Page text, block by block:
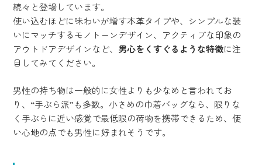
続々と登場しています。
使い込むほどに味わいが増す本革タイプや、シンプルな装
いにマッチするモノトーンデザイン、アクティブな印象の
アウトドアデザインなど、 男心をくすぐるような特徴に注
目してみてください。
男性の持ち物は一般的に女性よりも少なめと言われてお
り、“手ぶら派”も多数。小さめの巾着バッグなら、限りな
く手ぶらに近い感覚で最低限の荷物を携帯できるため、使
い心地の点でも男性に好まれそうです。